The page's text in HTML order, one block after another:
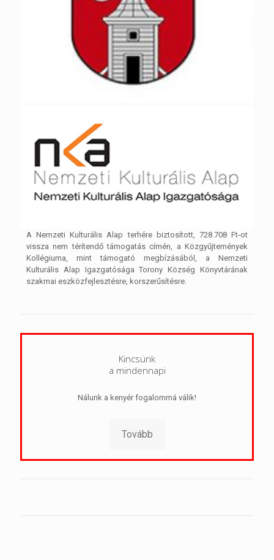
A Nemzeti Kulturális Alap terhére biztosított, 728.708 Ft-ot
vissza nem térítendő támogatás címén, a Közgyűjtemények
Kollégiuma, mint támogató megbízásából, a Nemzeti
Kulturális Alap Igazgatósága Torony Község Könyvtárának
szakmai eszközfejlesztésre, korszerűsítésre.
Kincsünk
a mindennapi
Nálunk a kenyér fogalommá válik!
Tovább